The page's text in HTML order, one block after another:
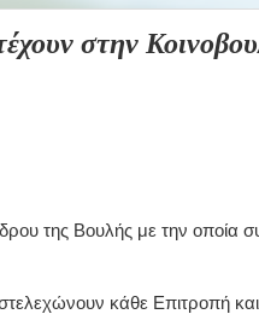
στην
της Βουλής με την οποία
κάθε Επιτροπή και